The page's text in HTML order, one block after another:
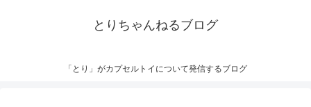
とりちゃんねるブログ
「とり」がカプセルトイについて発信するブログ